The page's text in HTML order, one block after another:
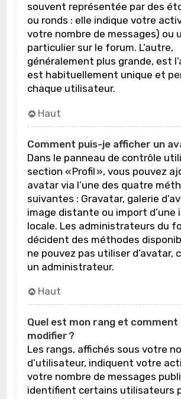
souvent représentée par des
ou ronds : elle indique votre
votre nombre de messages) ou
particulier sur le forum. L’autre,
généralement plus grande, est
est habituellement unique et
chaque utilisateur.
Haut
Comment puis-je afficher un
Dans le panneau de contrôle
section « Profil », vous pouvez
avatar via l’une des quatre
suivantes : Gravatar, galerie
image distante ou import d’une
locale. Les administrateurs du
décident des méthodes
ne pouvez pas utiliser d’avatar,
un administrateur.
Haut
Quel est mon rang et comment
modifier ?
Les rangs, affichés sous votre
d’utilisateur, indiquent votre
votre nombre de messages
identifient certains utilisateurs